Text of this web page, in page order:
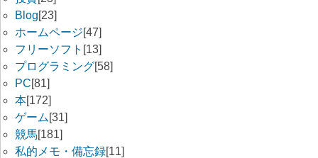
Blog[23]
ホームページ[47]
フリーソフト [13]
プログラミング[58]
PC[81]
本[172]
ゲーム [31]
競馬[181]
私的メモ・備忘録[11]